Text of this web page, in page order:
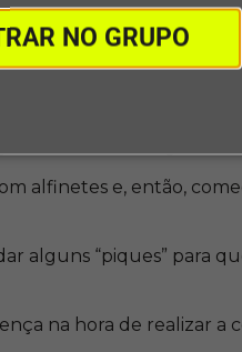
NO GRUPO
lavagem).
uma tesoura bem
seguir um sentido para
não
alfinetes e, então,
alguns “piques” para
na hora de realizar a